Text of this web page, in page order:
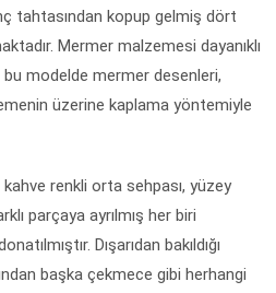
tahtasından kopup gelmiş dört
Mermer malzemesi dayanıklı
modelde mermer desenleri,
üzerine kaplama yöntemiyle
renkli orta sehpası, yüzey
parçaya ayrılmış her biri
Dışarıdan bakıldığı
başka çekmece gibi herhangi